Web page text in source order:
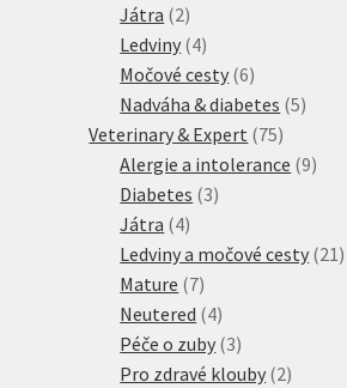
Játra 22
produkty
Ledviny 44
produkty
Močové cesty 66
produktů
Nadváha & diabetes 55
Veterinary & Expert 7575
produktů
Alergie a intolerance 99
Diabetes 33
Játra 44
produkty
Ledviny a močové cesty 2121
Mature 77
produktů
Neutered 44
produkty
Péče o zuby 33
produkty
Pro zdravé klouby 22